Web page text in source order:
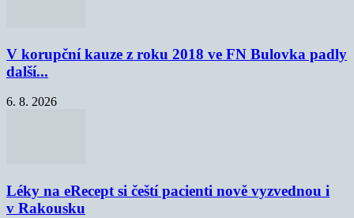
V korupční kauze z roku 2018 ve FN Bulovka padly
další...
6. 8. 2026
Léky na eRecept si čeští pacienti nově vyzvednou i
v Rakousku